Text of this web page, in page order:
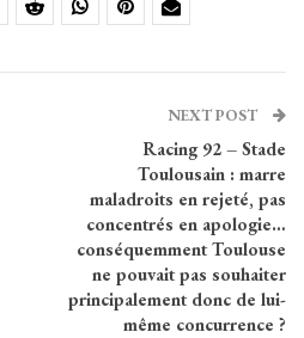
NEXT POST
Racing 92 – Stade
Toulousain : marre
maladroits en rejeté, pas
concentrés en apologie…
conséquemment Toulouse
ne pouvait pas souhaiter
principalement donc de lui-
même concurrence ?